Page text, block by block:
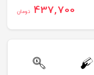
437,700 تومان